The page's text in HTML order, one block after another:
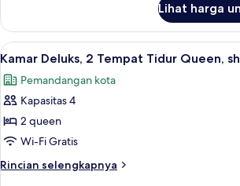
King,
bathtub
difabel
Kamar
Deluks,
1
Tidur
King,
difabel
Lihat harga
Lihat
semua
foto
untuk
Kamar
Deluks,
2
Tempat
Seprai
9
Kamar Deluks, 2 Tempat Tidur Queen,
Pemandangan kota
Kapasitas 4
2 queen
Wi-Fi Gratis
Rincian selengkapnya
Rincian